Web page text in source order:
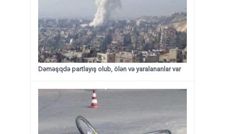
Dəməşqdə partlayış olub, ölən və yaralananlar var